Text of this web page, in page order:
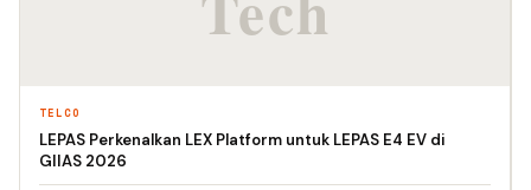
TELCO
LEPAS Perkenalkan LEX Platform untuk LEPAS E4 EV di
GIIAS 2026